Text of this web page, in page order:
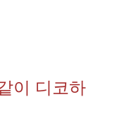
이 디코하